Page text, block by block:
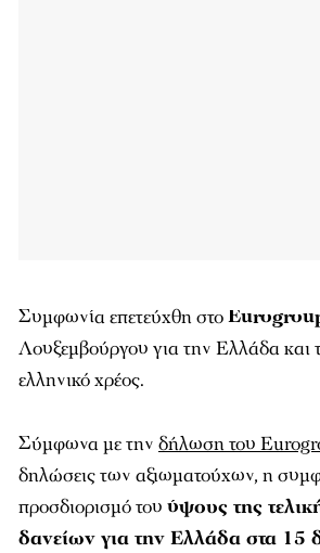
Συμφωνία επετεύχθη στο
Λουξεμβούργου για την Ελλάδα και
ελληνικό χρέος.
Σύμφωνα με την δήλωση του
δηλώσεις των αξιωματούχων, η
προσδιορισμό του ύψους της
δανείων για την Ελλάδα στα 15